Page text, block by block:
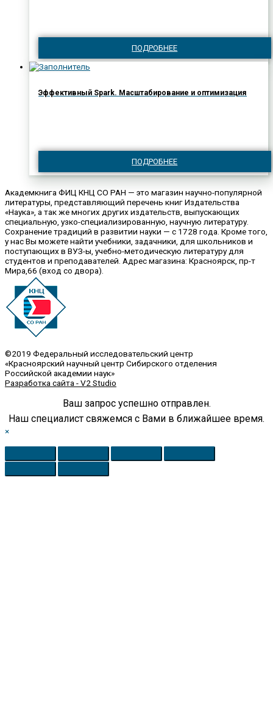
ПОДРОБНЕЕ
Эффективный Spark. Масштабирование и оптимизация
ПОДРОБНЕЕ
Академкнига ФИЦ КНЦ СО РАН — это магазин научно-популярной
литературы, представляющий перечень книг Издательства
«Наука», а так же многих других издательств, выпускающих
специальную, узко-специализированную, научную литературу.
Сохранение традиций в развитии науки — с 1728 года. Кроме того,
у нас Вы можете найти учебники, задачники, для школьников и
поступающих в ВУЗ-ы, учебно-методическую литературу для
студентов и преподавателей. Адрес магазина: Красноярск, пр-т
Мира,66 (вход со двора).
©2019 Федеральный исследовательский центр
«Красноярский научный центр Сибирского отделения
Российской академии наук»
Разработка сайта - V2 Studio
Ваш запрос успешно отправлен.
Наш специалист свяжемся с Вами в ближайшее время.
×